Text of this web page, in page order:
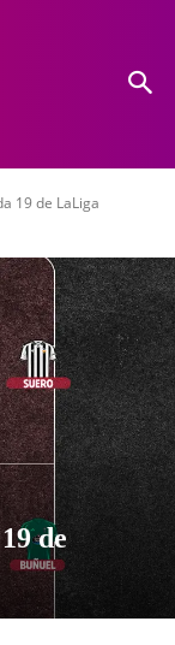
19 de LaLiga
de